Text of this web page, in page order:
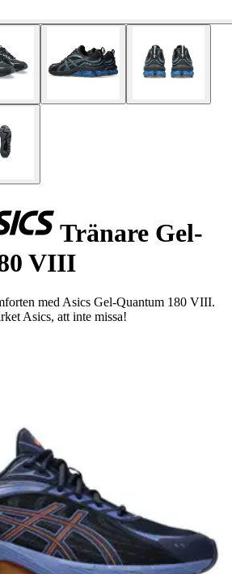
Tränare Gel-
VIII
med Asics Gel-Quantum 180 VIII.
Asics, att inte missa!